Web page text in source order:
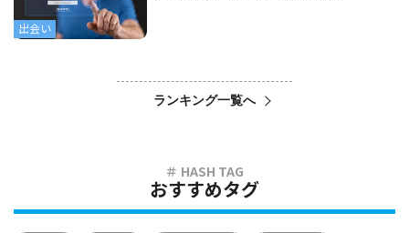
出会い
ランキング一覧へ
おすすめタグ